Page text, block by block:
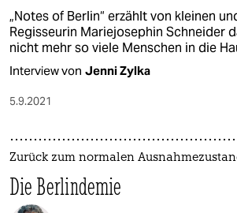
„Notes of Berlin“ erzählt von kleinen
Regisseurin Mariejosephin Schneider
nicht mehr so viele Menschen in die
Interview von Jenni Zylka
5.9.2021
Zurück zum normalen
Die Berlindemie